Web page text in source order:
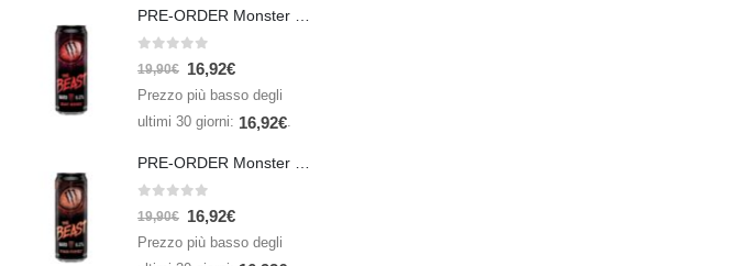
19,90€ 16,92€
Prezzo più basso degli
ultimi 30 giorni: 16,92€
19,90€ 16,92€
Prezzo più basso degli